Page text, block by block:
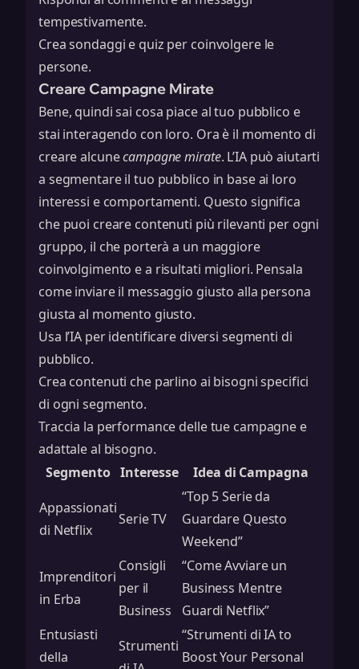
tempestivamente.
Crea sondaggi e quiz per coinvolgere le
persone.
Creare Campagne Mirate
Bene, quindi sai cosa piace al tuo pubblico e
stai interagendo con loro. Ora è il momento di
creare alcunecampagne mirate. L’IA può aiutarti
a segmentare il tuo pubblico in base ai loro
interessi e comportamenti. Questo significa
che puoi creare contenuti più rilevanti per ogni
gruppo, il che porterà a un maggiore
coinvolgimento e a risultati migliori. Pensala
come inviare il messaggio giusto alla persona
giusta al momento giusto.
Usa l’IA per identificare diversi segmenti di
pubblico.
Crea contenuti che parlino ai bisogni specifici
di ogni segmento.
Traccia la performance delle tue campagne e
adattale al bisogno.
Segmento Interesse
Idea di Campagna
Appassionati
di Netflix
Serie TV
“Top 5 Serie da
Guardare Questo
Weekend”
Imprenditori
in Erba
Consigli
per il
Business
“Come Avviare un
Business Mentre
Guardi Netflix”
Entusiasti
della
Strumenti
“Strumenti di IA to
Boost Your Personal